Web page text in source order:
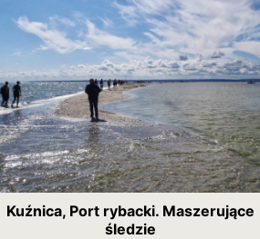
Kuźnica, Port rybacki. Maszerujące
śledzie